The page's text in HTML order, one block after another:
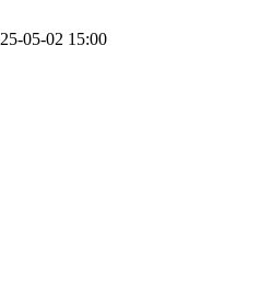
05-02 15:00